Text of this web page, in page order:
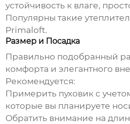
устойчивость к влаге,
Популярны такие
Primaloft.
Размер и Посадка
Правильно подобранный
комфорта и элегантного
Рекомендуется:
Примерить пуховик с
которые вы планируете
Обратить внимание на